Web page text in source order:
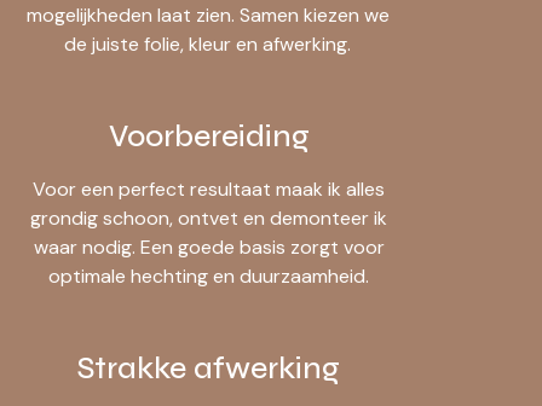
mogelijkheden laat zien. Samen kiezen we
de juiste folie, kleur en afwerking.
Voorbereiding
Voor een perfect resultaat maak ik alles
grondig schoon, ontvet en demonteer ik
waar nodig. Een goede basis zorgt voor
optimale hechting en duurzaamheid.
Strakke afwerking